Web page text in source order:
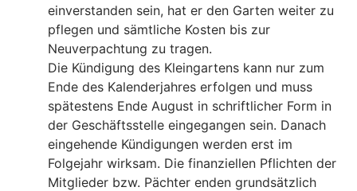
einverstanden sein, hat er den Garten weiter zu
pflegen und sämtliche Kosten bis zur
Neuverpachtung zu tragen.
Die Kündigung des Kleingartens kann nur zum
Ende des Kalenderjahres erfolgen und muss
spätestens Ende August in schriftlicher Form in
der Geschäftsstelle eingegangen sein. Danach
eingehende Kündigungen werden erst im
Folgejahr wirksam. Die finanziellen Pflichten der
Mitglieder bzw. Pächter enden grundsätzlich